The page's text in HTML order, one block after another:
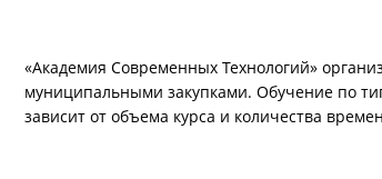
«Академия Современных Технологий»
муниципальными закупками. Обучение по
зависит от объема курса и количества